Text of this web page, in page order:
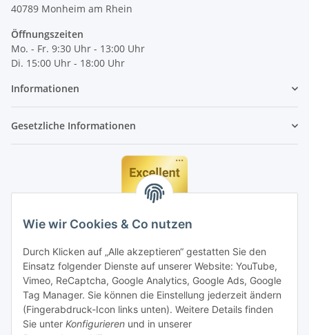
Wie wir Cookies & Co nutzen
Durch Klicken auf „Alle akzeptieren“ gestatten Sie den
Einsatz folgender Dienste auf unserer Website: YouTube,
Vimeo, ReCaptcha, Google Analytics, Google Ads, Google
Tag Manager. Sie können die Einstellung jederzeit ändern
(Fingerabdruck-Icon links unten). Weitere Details finden
Sie unter Konfigurieren und in unserer
40789 Monheim am Rhein
Öffnungszeiten
Mo. - Fr. 9:30 Uhr - 13:00 Uhr
Di. 15:00 Uhr - 18:00 Uhr
Informationen
Gesetzliche Informationen